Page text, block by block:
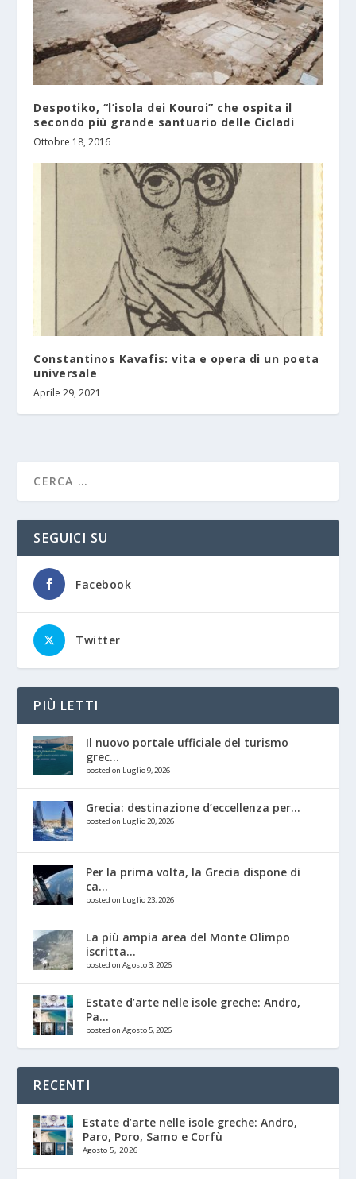
Despotiko, “l’isola dei Kouroi” che ospita il
secondo più grande santuario delle Cicladi
Ottobre 18, 2016
Constantinos Kavafis: vita e opera di un poeta
universale
Aprile 29, 2021
SEGUICI SU
Facebook
Twitter
PIÙ LETTI
Il nuovo portale ufficiale del turismo
grec...
posted on Luglio 9, 2026
Grecia: destinazione d’eccellenza per...
posted on Luglio 20, 2026
Per la prima volta, la Grecia dispone di
ca...
posted on Luglio 23, 2026
La più ampia area del Monte Olimpo
iscritta...
posted on Agosto 3, 2026
Estate d’arte nelle isole greche: Andro,
Pa...
posted on Agosto 5, 2026
RECENTI
Estate d’arte nelle isole greche: Andro,
Paro, Poro, Samo e Corfù
Agosto 5, 2026